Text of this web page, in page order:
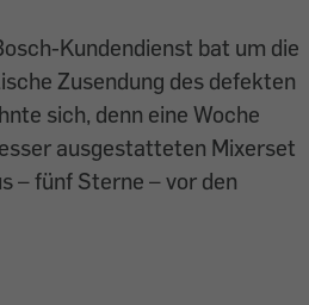
Kundendienst bat um die
Zusendung des defekten
sich, denn eine Woche
ausgestatteten Mixerset
– fünf Sterne – vor den